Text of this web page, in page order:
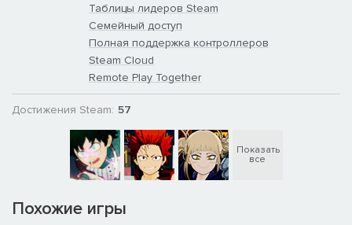
Таблицы лидеров Steam
Семейный доступ
Полная поддержка контроллеров
Steam Cloud
Remote Play Together
Достижения Steam: 57
Показать
все
Похожие игры